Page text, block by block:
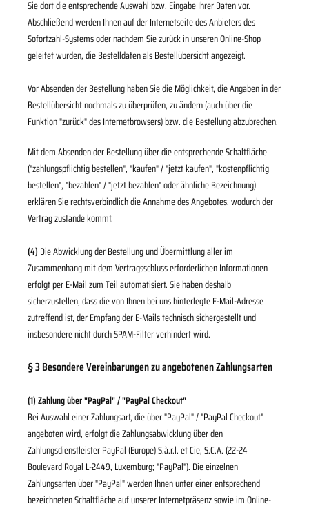
Sie dort die entsprechende Auswahl bzw. Eingabe Ihrer Daten vor.
Abschließend werden Ihnen auf der Internetseite des Anbieters des
Sofortzahl-Systems oder nachdem Sie zurück in unseren Online-Shop
geleitet wurden, die Bestelldaten als Bestellübersicht angezeigt.
Vor Absenden der Bestellung haben Sie die Möglichkeit, die Angaben in der
Bestellübersicht nochmals zu überprüfen, zu ändern (auch über die
Funktion "zurück" des Internetbrowsers) bzw. die Bestellung abzubrechen.
Mit dem Absenden der Bestellung über die entsprechende Schaltfläche
("zahlungspflichtig bestellen", "kaufen" / "jetzt kaufen", "kostenpflichtig
bestellen", "bezahlen" / "jetzt bezahlen" oder ähnliche Bezeichnung)
erklären Sie rechtsverbindlich die Annahme des Angebotes, wodurch der
Vertrag zustande kommt.
(4) Die Abwicklung der Bestellung und Übermittlung aller im
Zusammenhang mit dem Vertragsschluss erforderlichen Informationen
erfolgt per E-Mail zum Teil automatisiert. Sie haben deshalb
sicherzustellen, dass die von Ihnen bei uns hinterlegte E-Mail-Adresse
zutreffend ist, der Empfang der E-Mails technisch sichergestellt und
insbesondere nicht durch SPAM-Filter verhindert wird.
§ 3 Besondere Vereinbarungen zu angebotenen Zahlungsarten
(1)Zahlung über "PayPal" / "PayPal Checkout"
Bei Auswahl einer Zahlungsart, die über "PayPal" / "PayPal Checkout"
angeboten wird, erfolgt die Zahlungsabwicklung über den
Zahlungsdienstleister PayPal (Europe) S.à.r.l. et Cie, S.C.A. (22-24
Boulevard Royal L-2449, Luxemburg; "PayPal"). Die einzelnen
Zahlungsarten über "PayPal" werden Ihnen unter einer entsprechend
bezeichneten Schaltfläche auf unserer Internetpräsenz sowie im Online-